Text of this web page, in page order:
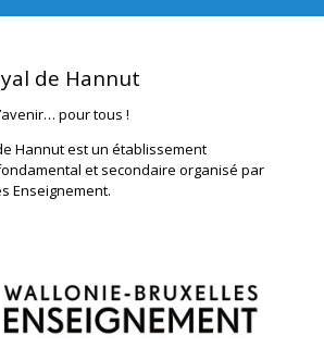
de Hannut
pour tous !
Hannut est un établissement
et secondaire organisé par
Enseignement.